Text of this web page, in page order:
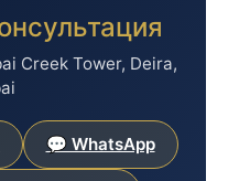
Creek Tower, Deira,
💬 WhatsApp